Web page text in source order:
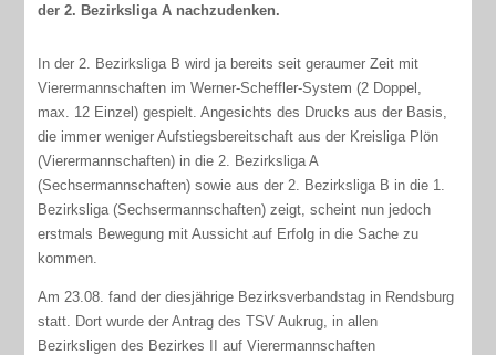
der 2. Bezirksliga A nachzudenken.
In der 2. Bezirksliga B wird ja bereits seit geraumer Zeit mit
Vierermannschaften im Werner-Scheffler-System (2 Doppel,
max. 12 Einzel) gespielt. Angesichts des Drucks aus der Basis,
die immer weniger Aufstiegsbereitschaft aus der Kreisliga Plön
(Vierermannschaften) in die 2. Bezirksliga A
(Sechsermannschaften) sowie aus der 2. Bezirksliga B in die 1.
Bezirksliga (Sechsermannschaften) zeigt, scheint nun jedoch
erstmals Bewegung mit Aussicht auf Erfolg in die Sache zu
kommen.
Am 23.08. fand der diesjährige Bezirksverbandstag in Rendsburg
statt. Dort wurde der Antrag des TSV Aukrug, in allen
Bezirksligen des Bezirkes II auf Vierermannschaften